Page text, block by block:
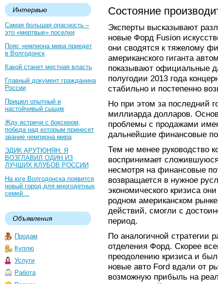
Интервью
Самая большая опасность –
это «мертвые» поселки
Пояс чемпиона мира приедет
в Волгодонск
Какой станет местная власть
Главный документ гражданина
России
Пришел опытный и
настойчивый сыщик
Жду встречи с боксером,
победа над которым принесет
звание чемпиона мира
ЭДИК АРУТЮНЯН: Я
ВОЗГЛАВИЛ ОДИН ИЗ
ЛУЧШИХ КЛУБОВ РОССИИ
На юге Волгодонска появится
новый город для многодетных
семей…
Объявления
Продам
Куплю
Услуги
Работа
Состояние
Эксперты высказывают
новые Форд Fusion
они сводятся к тяжелому
американского гиганта
показывают официальные
полугодии 2013 года
стабильно и постепенно
Но при этом за последний
миллиарда долларов.
проблемы с продажами
дальнейшие финансовые
Тем не менее руководство
воспринимает
несмотря на финансовые
возвращается в нужное
экономического кризиса
родном американском
действий, смогли с
период.
По аналогичной стратегии
отделения Форд. Скорее
преодолению кризиса и
новые авто Ford вдали от
возможную прибыль на